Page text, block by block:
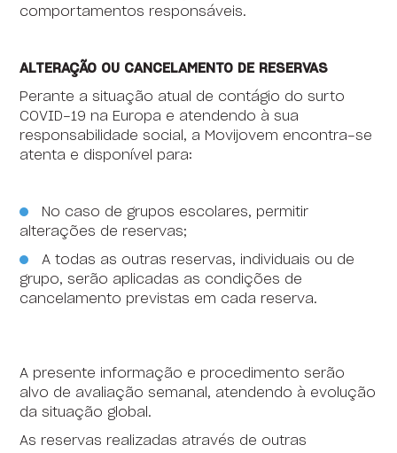
comportamentos responsáveis.
ALTERAÇÃO OU CANCELAMENTO DE RESERVAS
Perante a situação atual de contágio do surto
COVID-19 na Europa e atendendo à sua
responsabilidade social, a Movijovem encontra-se
atenta e disponível para:
No caso de grupos escolares, permitir
alterações de reservas;
A todas as outras reservas, individuais ou de
grupo, serão aplicadas as condições de
cancelamento previstas em cada reserva.
A presente informação e procedimento serão
alvo de avaliação semanal, atendendo à evolução
da situação global.
As reservas realizadas através de outras